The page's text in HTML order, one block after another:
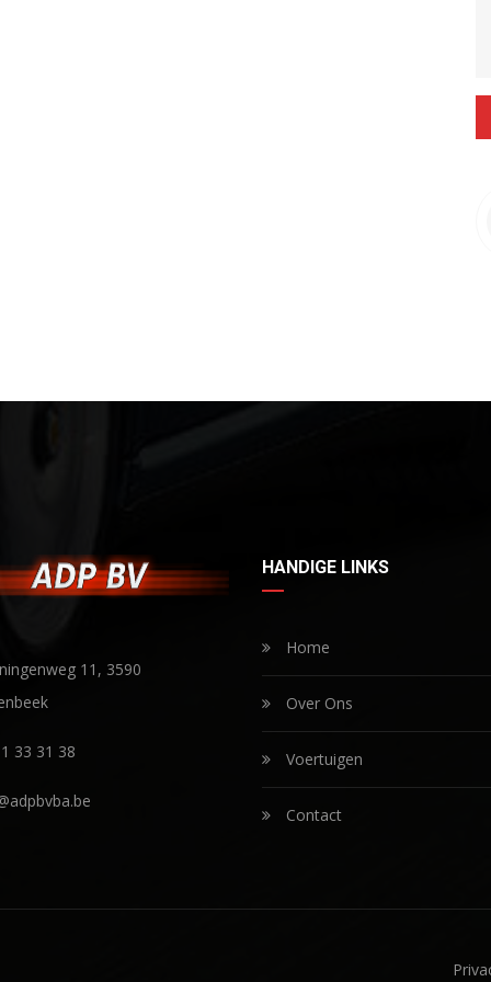
11, 3590
33 31 38
HANDIGE LINKS
Home
Over Ons
Voertuigen
Contact